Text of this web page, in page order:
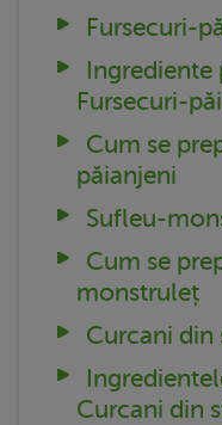
Fursecuri-
Ingrediente
Fursecuri-
Cum se
păianjeni
Sufleu-
Cum se
monstruleț
Curcani din
Curcani din